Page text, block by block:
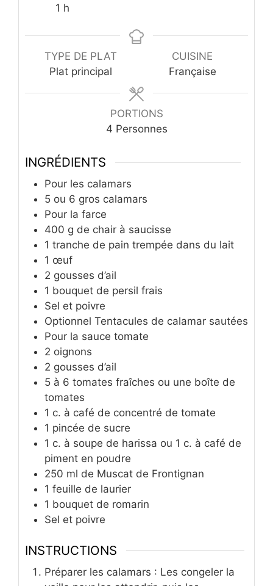
1 heure
h
TYPE DE PLAT
Plat principal
CUISINE
Française
PORTIONS
4 Personnes
INGRÉDIENTS
Pour les calamars
5 ou 6 gros calamars
Pour la farce
400 g de chair à saucisse
1 tranche de pain trempée dans du lait
1 œuf
2 gousses d’ail
1 bouquet de persil frais
Sel et poivre
Optionnel Tentacules de calamar sautées
Pour la sauce tomate
2 oignons
2 gousses d’ail
5 à 6 tomates fraîches ou une boîte de
tomates
1 c. à café de concentré de tomate
1 pincée de sucre
1 c. à soupe de harissa ou 1 c. à café de
piment en poudre
250 ml de Muscat de Frontignan
1 feuille de laurier
1 bouquet de romarin
Sel et poivre
INSTRUCTIONS
Préparer les calamars : Les congeler la